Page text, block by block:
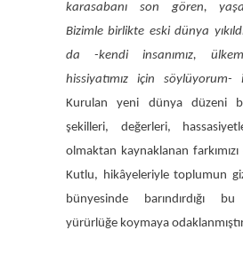
karasabanı son gören,
Bizimle birlikte eski dünya
da -kendi insanımız,
hissiyatımız için söylüyorum-
Kurulan yeni dünya düzeni
şekilleri, değerleri,
olmaktan kaynaklanan farkımızı
Kutlu, hikâyeleriyle toplumun
bünyesinde barındırdığı
yürürlüğe koymaya